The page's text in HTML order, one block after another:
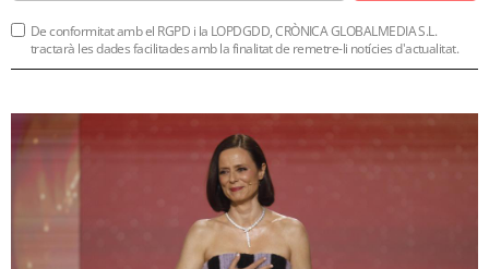
De conformitat amb el RGPD i la LOPDGDD, CRÒNICA GLOBALMEDIA S.L.
tractarà les dades facilitades amb la finalitat de remetre-li notícies d'actualitat.